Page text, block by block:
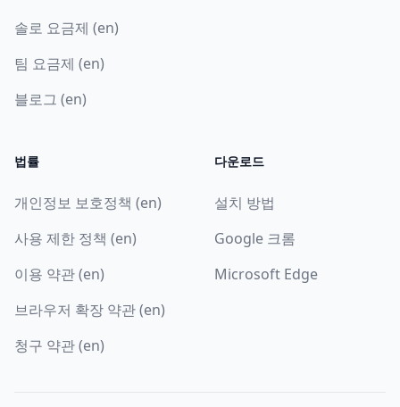
솔로 요금제 (en)
팀 요금제 (en)
블로그 (en)
법률
개인정보 보호정책 (en)
사용 제한 정책 (en)
이용 약관 (en)
브라우저 확장 약관 (en)
청구 약관 (en)
다운로드
설치 방법
Google 크롬
Microsoft Edge